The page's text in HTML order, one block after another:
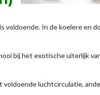
In de koelere en
bij het exotische uiterlijk
voldoende luchtcirculatie,